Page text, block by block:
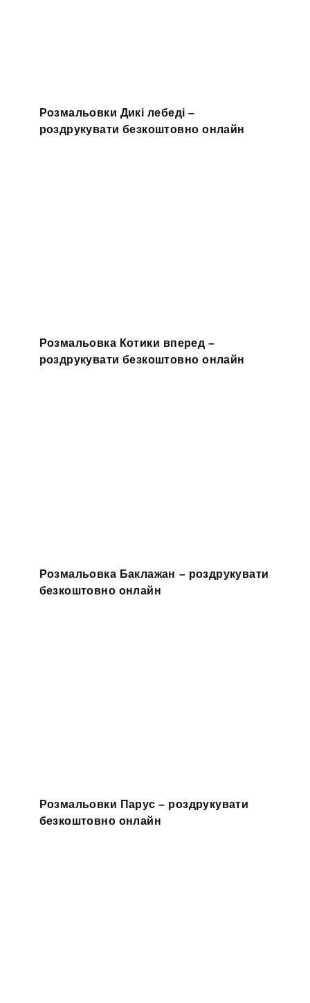
Розмальовки Дикі лебеді –
роздрукувати безкоштовно онлайн
Розмальовка Котики вперед –
роздрукувати безкоштовно онлайн
Розмальовка Баклажан – роздрукувати
безкоштовно онлайн
Розмальовки Парус – роздрукувати
безкоштовно онлайн